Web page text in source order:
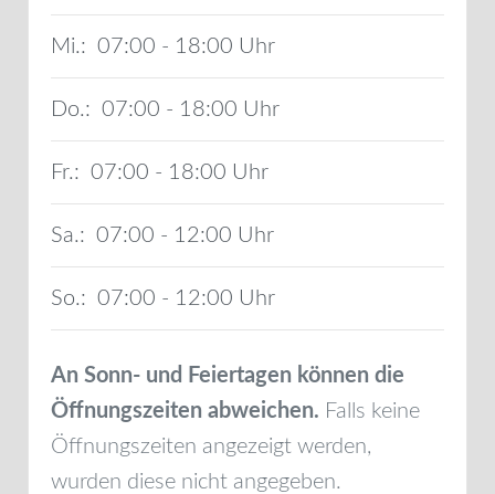
Mi.: 07:00 - 18:00
Do.: 07:00 - 18:00
Fr.: 07:00 - 18:00
Sa.: 07:00 - 12:00
So.: 07:00 - 12:00
An Sonn- und Feiertagen können die
Öffnungszeiten abweichen. Falls keine
Öffnungszeiten angezeigt werden,
wurden diese nicht angegeben.